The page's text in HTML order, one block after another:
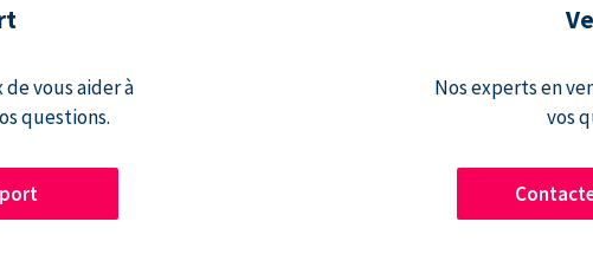
vous aider à
questions.
Nos experts en
vos